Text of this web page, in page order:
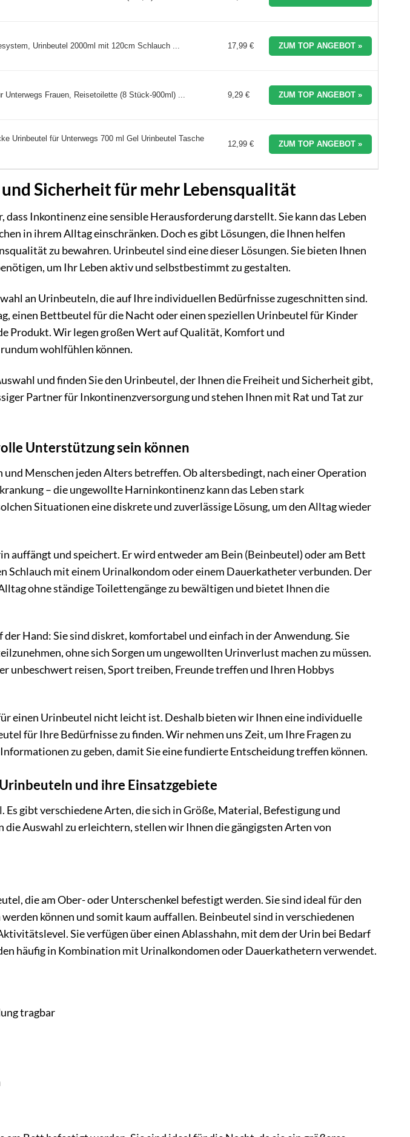
Urinbeutel 2000ml mit 120cm Schlauch ... 17,99 € ZUM TOP ANGEBOT »
Unterwegs Frauen, Reisetoilette (8 Stück-900ml) ... 9,29 € ZUM TOP ANGEBOT »
Urinbeutel für Unterwegs 700 ml Gel Urinbeutel Tasche
12,99 € ZUM TOP ANGEBOT »
Sicherheit für mehr Lebensqualität
Inkontinenz eine sensible Herausforderung darstellt. Sie kann das Leben
in ihrem Alltag einschränken. Doch es gibt Lösungen, die Ihnen helfen
zu bewahren. Urinbeutel sind eine dieser Lösungen. Sie bieten Ihnen
um Ihr Leben aktiv und selbstbestimmt zu gestalten.
an Urinbeuteln, die auf Ihre individuellen Bedürfnisse zugeschnitten sind.
einen Bettbeutel für die Nacht oder einen speziellen Urinbeutel für Kinder
Produkt. Wir legen großen Wert auf Qualität, Komfort und
wohlfühlen können.
und finden Sie den Urinbeutel, der Ihnen die Freiheit und Sicherheit gibt,
Partner für Inkontinenzversorgung und stehen Ihnen mit Rat und Tat zur
Unterstützung sein können
und Menschen jeden Alters betreffen. Ob altersbedingt, nach einer Operation
– die ungewollte Harninkontinenz kann das Leben stark
Situationen eine diskrete und zuverlässige Lösung, um den Alltag wieder
auffängt und speichert. Er wird entweder am Bein (Beinbeutel) oder am Bett
Schlauch mit einem Urinalkondom oder einem Dauerkatheter verbunden. Der
ohne ständige Toilettengänge zu bewältigen und bietet Ihnen die
Hand: Sie sind diskret, komfortabel und einfach in der Anwendung. Sie
ohne sich Sorgen um ungewollten Urinverlust machen zu müssen.
unbeschwert reisen, Sport treiben, Freunde treffen und Ihren Hobbys
einen Urinbeutel nicht leicht ist. Deshalb bieten wir Ihnen eine individuelle
für Ihre Bedürfnisse zu finden. Wir nehmen uns Zeit, um Ihre Fragen zu
zu geben, damit Sie eine fundierte Entscheidung treffen können.
und ihre Einsatzgebiete
gibt verschiedene Arten, die sich in Größe, Material, Befestigung und
die Auswahl zu erleichtern, stellen wir Ihnen die gängigsten Arten von
die am Ober- oder Unterschenkel befestigt werden. Sie sind ideal für den
können und somit kaum auffallen. Beinbeutel sind in verschiedenen
Sie verfügen über einen Ablasshahn, mit dem der Urin bei Bedarf
häufig in Kombination mit Urinalkondomen oder Dauerkathetern verwendet.
tragbar